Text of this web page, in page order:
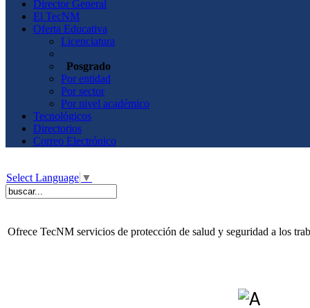
Director General
El TecNM
Oferta Educativa
Licenciatura
Posgrado
Por entidad
Por sector
Por nivel académico
Tecnológicos
Directorios
Correo Electrónico
Select Language ▼
Ofrece TecNM servicios de protección de salud y seguridad a los